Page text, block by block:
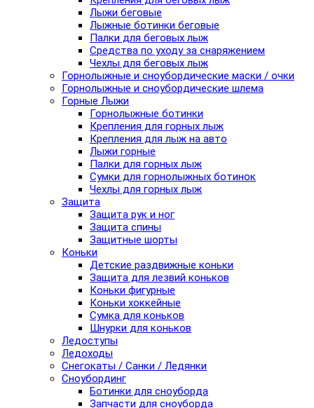
Лыжи беговые
Лыжные ботинки беговые
Палки для беговых лыж
Средства по уходу за снаряжением
Чехлы для беговых лыж
Горнолыжные и сноубордические маски / очки
Горнолыжные и сноубордические шлема
Горные Лыжи
Горнолыжные ботинки
Крепления для горных лыж
Крепления для лыж на авто
Лыжи горные
Палки для горных лыж
Сумки для горнолыжных ботинок
Чехлы для горных лыж
Защита
Защита рук и ног
Защита спины
Защитные шорты
Коньки
Детские раздвижные коньки
Защита для лезвий коньков
Коньки фигурные
Коньки хоккейные
Сумка для коньков
Шнурки для коньков
Ледоступы
Ледоходы
Снегокаты / Санки / Ледянки
Сноубординг
Ботинки для сноуборда
Запчасти для сноуборда